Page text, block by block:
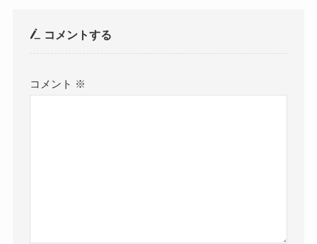
コメントする
コメント ※